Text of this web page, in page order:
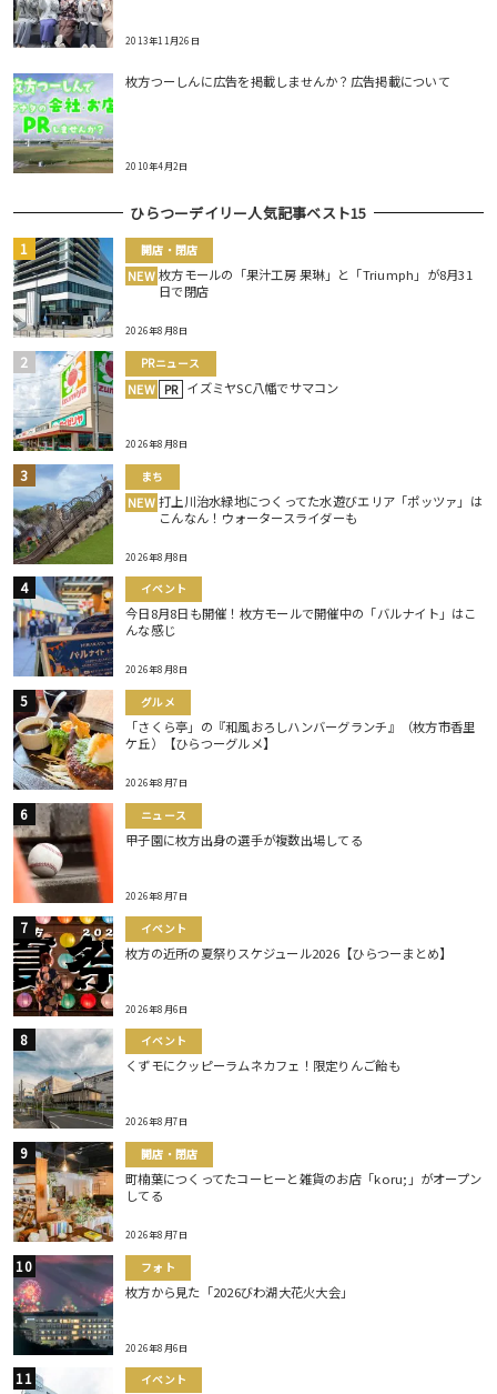
2013年11月26日
枚方つーしんに広告を掲載しませんか？広告掲載について
2010年4月2日
ひらつーデイリー人気記事ベスト15
開店・閉店
NEW 枚方モールの「果汁工房 果琳」と「Triumph」が8月31
日で閉店
2026年8月8日
PRニュース
NEW PR イズミヤSC八幡でサマコン
2026年8月8日
まち
NEW 打上川治水緑地につくってた水遊びエリア「ポッツァ」は
こんなん！ウォータースライダーも
2026年8月8日
イベント
今日8月8日も開催！枚方モールで開催中の「バルナイト」はこ
んな感じ
2026年8月8日
グルメ
「さくら亭」の『和風おろしハンバーグランチ』（枚方市香里
ケ丘）【ひらつーグルメ】
2026年8月7日
ニュース
甲子園に枚方出身の選手が複数出場してる
2026年8月7日
イベント
枚方の近所の夏祭りスケジュール2026【ひらつーまとめ】
2026年8月6日
イベント
くずモにクッピーラムネカフェ！限定りんご飴も
2026年8月7日
開店・閉店
町楠葉につくってたコーヒーと雑貨のお店「koru;」がオープン
してる
2026年8月7日
フォト
枚方から見た「2026びわ湖大花火大会」
2026年8月6日
イベント